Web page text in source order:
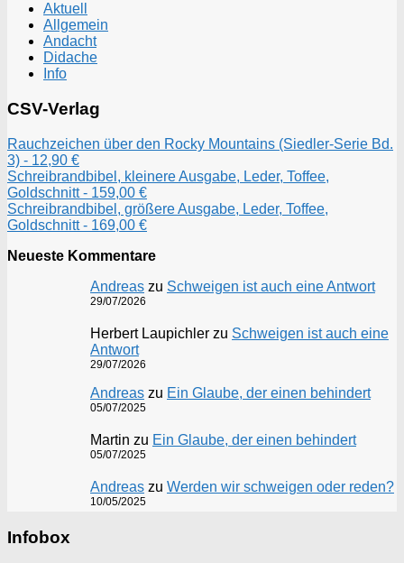
Aktuell
Allgemein
Andacht
Didache
Info
CSV-Verlag
Rauchzeichen über den Rocky Mountains (Siedler-Serie Bd.
3) - 12,90 €
Schreibrandbibel, kleinere Ausgabe, Leder, Toffee,
Goldschnitt - 159,00 €
Schreibrandbibel, größere Ausgabe, Leder, Toffee,
Goldschnitt - 169,00 €
Neueste Kommentare
Andreas zu Schweigen ist auch eine Antwort
29/07/2026
Herbert Laupichler zu Schweigen ist auch eine
Antwort
29/07/2026
Andreas zu Ein Glaube, der einen behindert
05/07/2025
Martin zu Ein Glaube, der einen behindert
05/07/2025
Andreas zu Werden wir schweigen oder reden?
10/05/2025
Infobox